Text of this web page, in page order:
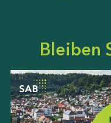
Bleiben